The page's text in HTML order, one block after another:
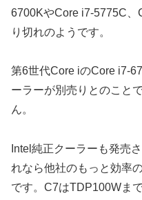
6700KやCore i7-5775C、
り切れのようです。
第6世代Core iのCore i7-
ーラーが別売りとのこと
ん。
Intel純正クーラーも発売
れなら他社のもっと効率
です。C7はTDP100Wま